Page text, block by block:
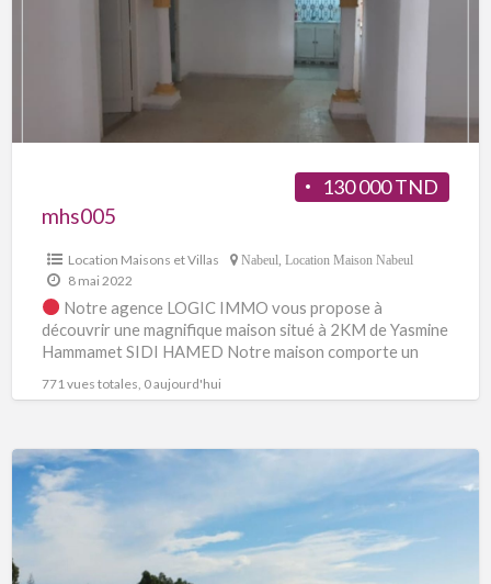
130 000 TND
mhs005
Location Maisons et Villas Nabeul Location Maison Nabeul
8 mai 2022
Notre agence LOGIC IMMO vous propose à
découvrir une magnifique maison situé à 2KM de Yasmine
Hammamet SIDI HAMED Notre maison comporte un
771 vues totales, 0 aujourd'hui